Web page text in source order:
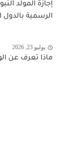
إجازة المولد
الرسمية بالدول
يوليو 23, 2026
ماذا تعرف عن